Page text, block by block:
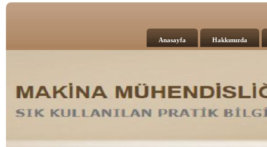
Anasayfa Hakkımızda